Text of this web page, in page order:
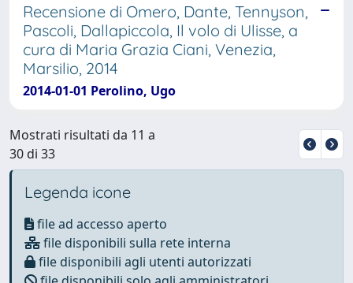
Recensione di Omero, Dante, Tennyson,
Pascoli, Dallapiccola, Il volo di Ulisse, a
cura di Maria Grazia Ciani, Venezia,
Marsilio, 2014
2014-01-01 Perolino, Ugo
Mostrati risultati da 11 a
30 di 33
Legenda icone
file ad accesso aperto
file disponibili sulla rete interna
file disponibili agli utenti autorizzati